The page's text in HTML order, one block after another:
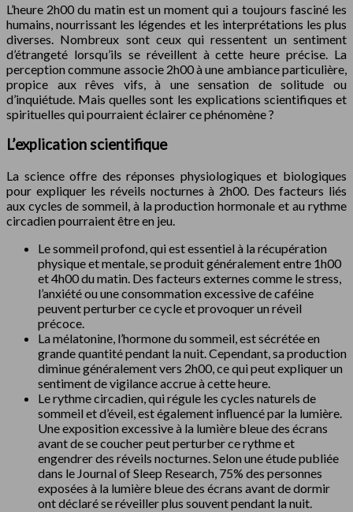
L’heure 2h00 du matin est un moment qui a toujours fasciné les
humains, nourrissant les légendes et les interprétations les plus
diverses. Nombreux sont ceux qui ressentent un sentiment
d’étrangeté lorsqu’ils se réveillent à cette heure précise. La
perception commune associe 2h00 à une ambiance particulière,
propice aux rêves vifs, à une sensation de solitude ou
d’inquiétude. Mais quelles sont les explications scientifiques et
spirituelles qui pourraient éclairer ce phénomène ?
L’explication scientifique
La science offre des réponses physiologiques et biologiques
pour expliquer les réveils nocturnes à 2h00. Des facteurs liés
aux cycles de sommeil, à la production hormonale et au rythme
circadien pourraient être en jeu.
Le sommeil profond, qui est essentiel à la récupération
physique et mentale, se produit généralement entre 1h00
et 4h00 du matin. Des facteurs externes comme le stress,
l’anxiété ou une consommation excessive de caféine
peuvent perturber ce cycle et provoquer un réveil
précoce.
La mélatonine, l’hormone du sommeil, est sécrétée en
grande quantité pendant la nuit. Cependant, sa production
diminue généralement vers 2h00, ce qui peut expliquer un
sentiment de vigilance accrue à cette heure.
Le rythme circadien, qui régule les cycles naturels de
sommeil et d’éveil, est également influencé par la lumière.
Une exposition excessive à la lumière bleue des écrans
avant de se coucher peut perturber ce rythme et
engendrer des réveils nocturnes. Selon une étude publiée
dans le Journal of Sleep Research, 75% des personnes
exposées à la lumière bleue des écrans avant de dormir
ont déclaré se réveiller plus souvent pendant la nuit.